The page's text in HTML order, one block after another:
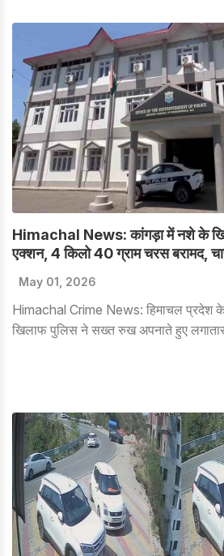
Himachal News: कांगड़ा में नशे के
एक्शन, 4 किलो 40 ग्राम चरस बरामद,
May 01, 2026
Himachal Crime News: हिमाचल प्रदेश
खिलाफ पुलिस ने सख्त रुख अपनाते हुए लगातार
पर शिकंजा कसा जा रहा है। इस संबंध में
साथ काम कर रही है। उन्होंने कहा कि नशे के
किसी भी सूरत में बख्शा नहीं जाएगा।